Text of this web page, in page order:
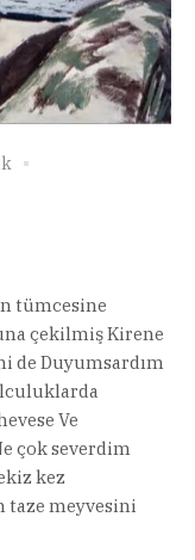
tümcesine
çekilmiş Kirene
de Duyumsardım
Ve
çok severdim
kez
taze meyvesini